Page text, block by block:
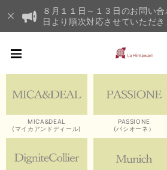
８月１１日～１３日のお問い
日より順次対応させていただき
MICA&DEAL
(マイカアンドディール)
PASSIONE
(パシオーネ）